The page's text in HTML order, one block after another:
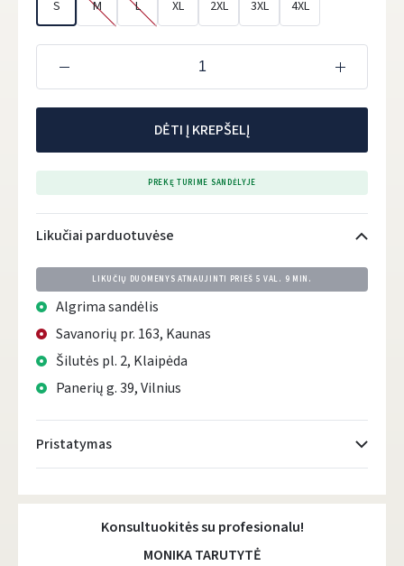
S
M L XL 2XL 3XL 4XL
DĖTI Į KREPŠELĮ
PREKĘ TURIME SANDĖLYJE
Likučiai parduotuvėse
LIKUČIŲ DUOMENYS ATNAUJINTI PRIEŠ 5 VAL. 9 MIN.
Algrima sandėlis
Savanorių pr. 163, Kaunas
Šilutės pl. 2, Klaipėda
Panerių g. 39, Vilnius
Pristatymas
Atsiėmimo taškai- 0.00 €
DPD kurjeris - 5.00 €
Konsultuokitės su profesionalu!
MONIKA TARUTYTĖ